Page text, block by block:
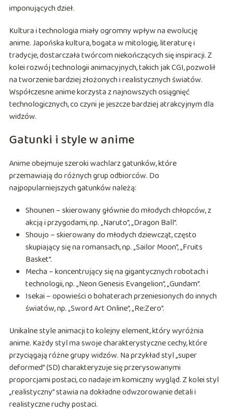
imponujących dzieł.
Kultura i technologia miały ogromny wpływ na ewolucję
anime. Japońska kultura, bogata w mitologię, literaturę i
tradycje, dostarczała twórcom niekończących się inspiracji. Z
kolei rozwój technologii animacyjnych, takich jak CGI, pozwolił
na tworzenie bardziej złożonych i realistycznych światów.
Współczesne anime korzysta z najnowszych osiągnięć
technologicznych, co czyni je jeszcze bardziej atrakcyjnym dla
widzów.
Gatunki i style w anime
Anime obejmuje szeroki wachlarz gatunków, które
przemawiają do różnych grup odbiorców. Do
najpopularniejszych gatunków należą:
Shounen – skierowany głównie do młodych chłopców, z
akcją i przygodami, np. „Naruto”, „Dragon Ball”.
Shoujo – skierowany do młodych dziewcząt, często
skupiający się na romansach, np. „Sailor Moon”, „Fruits
Basket”.
Mecha – koncentrujący się na gigantycznych robotach i
technologii, np. „Neon Genesis Evangelion”, „Gundam”.
Isekai – opowieści o bohaterach przeniesionych do innych
światów, np. „Sword Art Online”, „Re:Zero”.
Unikalne style animacji to kolejny element, który wyróżnia
anime. Każdy styl ma swoje charakterystyczne cechy, które
przyciągają różne grupy widzów. Na przykład styl „super
deformed” (SD) charakteryzuje się przerysowanymi
proporcjami postaci, co nadaje im komiczny wygląd. Z kolei styl
„realistyczny” stawia na dokładne odwzorowanie detali i
realistyczne ruchy postaci.